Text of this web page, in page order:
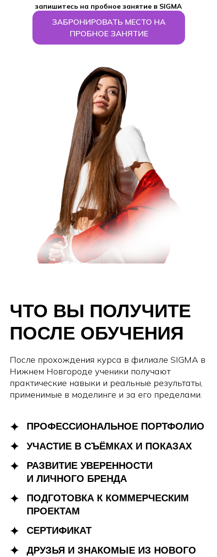
запишитесь на пробное занятие в SIGMA
ЗАБРОНИРОВАТЬ МЕСТО НА
ПРОБНОЕ ЗАНЯТИЕ
ЧТО ВЫ ПОЛУЧИТЕ
ПОСЛЕ ОБУЧЕНИЯ
После прохождения курса в филиале SIGMA в
Нижнем Новгороде ученики получают
практические навыки и реальные результаты,
применимые в моделинге и за его пределами.
ПРОФЕССИОНАЛЬНОЕ ПОРТФОЛИО
УЧАСТИЕ В СЪЁМКАХ И ПОКАЗАХ
РАЗВИТИЕ УВЕРЕННОСТИ
И ЛИЧНОГО БРЕНДА
ПОДГОТОВКА К КОММЕРЧЕСКИМ
ПРОЕКТАМ
СЕРТИФИКАТ
ДРУЗЬЯ И ЗНАКОМЫЕ ИЗ НОВОГО